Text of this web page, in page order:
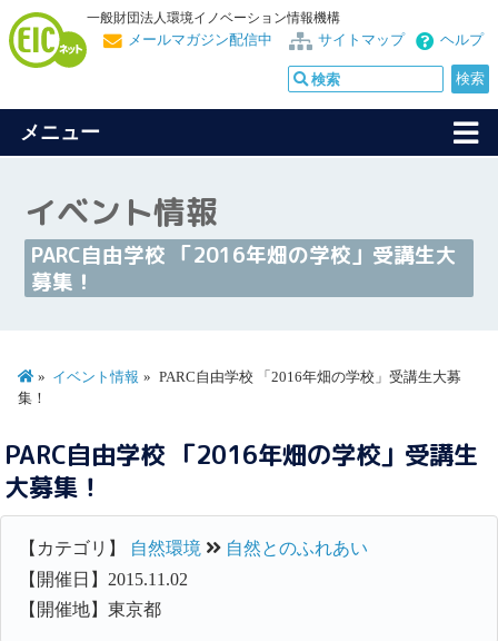
一般財団法人環境イノベーション情報機構
ヘルプ
サイトマップ
メールマガジン配信中
メニュー
イベント情報
PARC自由学校 「2016年畑の学校」受講生大
募集！
イベント情報
PARC自由学校 「2016年畑の学校」受講生大募
集！
PARC自由学校 「2016年畑の学校」受講生
大募集！
【カテゴリ】 自然環境
自然とのふれあい
【開催日】2015.11.02
【開催地】東京都